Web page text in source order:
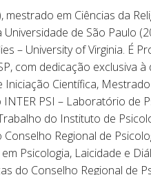
em Ciências da
de São Paulo
– University of Virginia. É
com dedicação exclusiva
Científica,
PSI – Laboratório de
do Instituto de
Regional de
Psicologia, Laicidade e
do Conselho Regional de